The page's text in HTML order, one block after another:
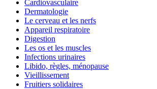
Cardiovasculaire
Dermatologie
Le cerveau et les nerfs
Appareil respiratoire
Digestion
Les os et les muscles
Infections urinaires
Libido, règles, ménopause
Vieillissement
Fruitiers solidaires